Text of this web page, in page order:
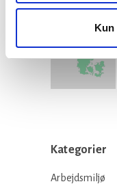
Kun
Kategorier
Arbejdsmiljø